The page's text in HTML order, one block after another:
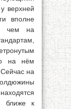
верхней
вполне
чем на
на нём
на
ближе к